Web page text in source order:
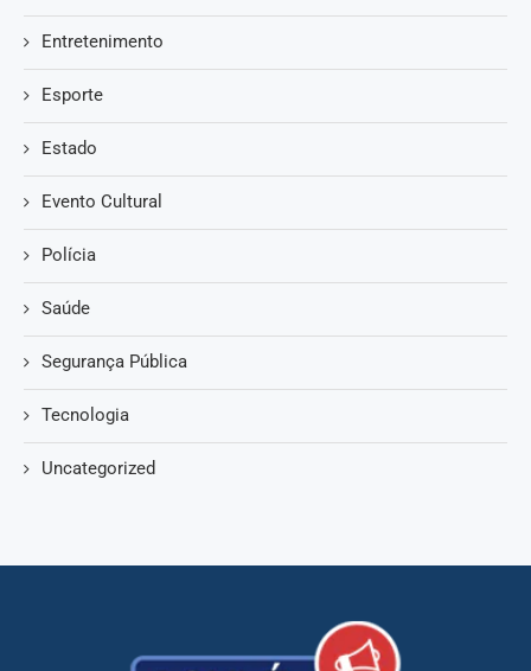
Entretenimento
Esporte
Estado
Evento Cultural
Polícia
Saúde
Segurança Pública
Tecnologia
Uncategorized